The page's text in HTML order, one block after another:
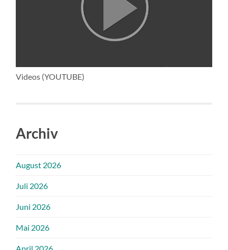
Videos (YOUTUBE)
Archiv
August 2026
Juli 2026
Juni 2026
Mai 2026